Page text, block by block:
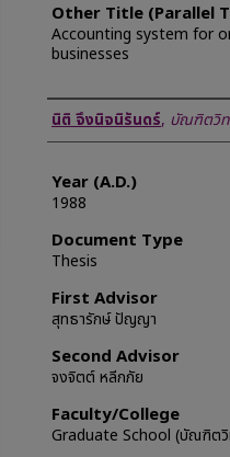
Other Title (Parallel
Accounting system for
businesses
Author
นิติ จึงนิจนิรันดร์, บัณฑิตวิ
Year (A.D.)
1988
Document Type
Thesis
First Advisor
สุทธารักษ์ ปัญญา
Second Advisor
จงจิตต์ หลีกภัย
Faculty/College
Graduate School (บัณฑิตวิ